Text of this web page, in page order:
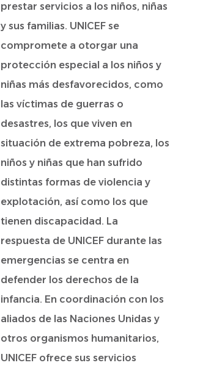
prestar servicios a los niños, niñas
y sus familias. UNICEF se
compromete a otorgar una
protección especial a los niños y
niñas más desfavorecidos, como
las víctimas de guerras o
desastres, los que viven en
situación de extrema pobreza, los
niños y niñas que han sufrido
distintas formas de violencia y
explotación, así como los que
tienen discapacidad. La
respuesta de UNICEF durante las
emergencias se centra en
defender los derechos de la
infancia. En coordinación con los
aliados de las Naciones Unidas y
otros organismos humanitarios,
UNICEF ofrece sus servicios